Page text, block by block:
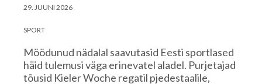
29. JUUNI 2026
SPORT
Möödunud nädalal saavutasid Eesti sportlased
häid tulemusi väga erinevatel aladel. Purjetajad
tõusid Kieler Woche regatil pjedestaalile,